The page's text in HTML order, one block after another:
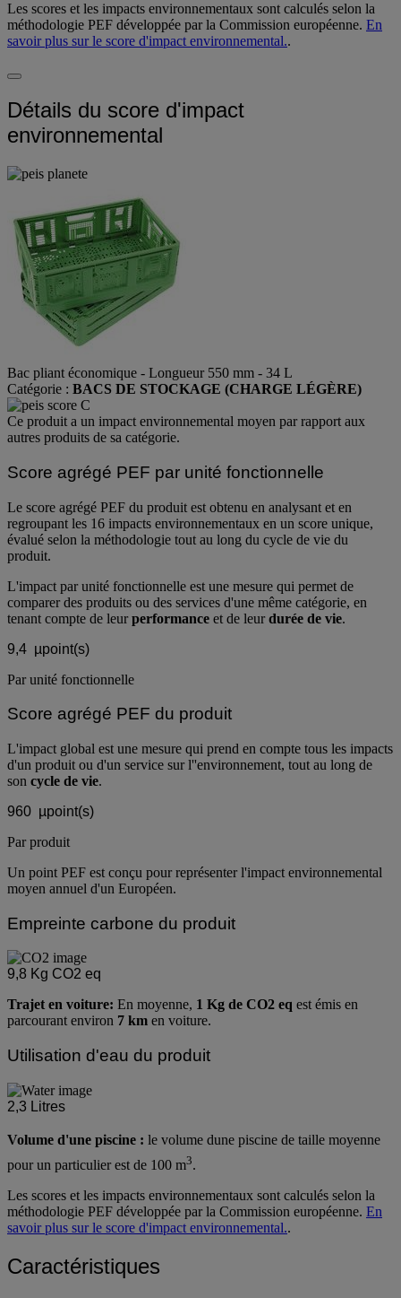
Les scores et les impacts environnementaux sont calculés selon la
méthodologie PEF développée par la Commission européenne. En
savoir plus sur le score d'impact environnemental..
Détails du score d'impact
environnemental
Bac pliant économique - Longueur 550 mm - 34 L
Catégorie : BACS DE STOCKAGE (CHARGE LÉGÈRE)
Ce produit a un impact environnemental moyen par rapport aux
autres produits de sa catégorie.
Score agrégé PEF par unité fonctionnelle
Le score agrégé PEF du produit est obtenu en analysant et en
regroupant les 16 impacts environnementaux en un score unique,
évalué selon la méthodologie tout au long du cycle de vie du
produit.
L'impact par unité fonctionnelle est une mesure qui permet de
comparer des produits ou des services d'une même catégorie, en
tenant compte de leurperformance et de leurdurée de vie.
9,4 µpoint(s)
Par unité fonctionnelle
Score agrégé PEF du produit
L'impact global est une mesure qui prend en compte tous les impacts
d'un produit ou d'un service sur l''environnement, tout au long de
son cycle de vie.
960 µpoint(s)
Par produit
Un point PEF est conçu pour représenter l'impact environnemental
moyen annuel d'un Européen.
Empreinte carbone du produit
9,8 Kg CO2 eq
Trajet en voiture: En moyenne, 1 Kg de CO2 eq est émis en
parcourant environ 7 km en voiture.
Utilisation d'eau du produit
2,3 Litres
Volume d'une piscine : le volume dune piscine de taille moyenne
pour un particulier est de 100 m3.
Les scores et les impacts environnementaux sont calculés selon la
méthodologie PEF développée par la Commission européenne. En
savoir plus sur le score d'impact environnemental..
Caractéristiques